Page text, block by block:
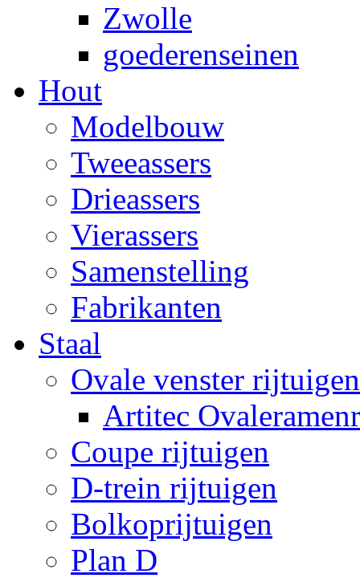
Zwolle
goederenseinen
Hout
Modelbouw
Tweeassers
Drieassers
Vierassers
Samenstelling
Fabrikanten
Staal
Ovale venster rijtuigen
Artitec
Coupe rijtuigen
D-trein rijtuigen
Bolkoprijtuigen
Plan D